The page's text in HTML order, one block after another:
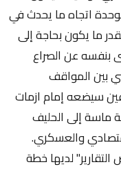
اتجاه ما يحدث في
ما يكون بحاجة إلى
بنفسه عن الصراع
بين المواقف
سيضعه إمام ازمات
ماسة إلى الحليف
والعسكري.
لديها خطة